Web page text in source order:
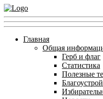
Главная
Общая
Герб и флаг
Статистика
Полезные